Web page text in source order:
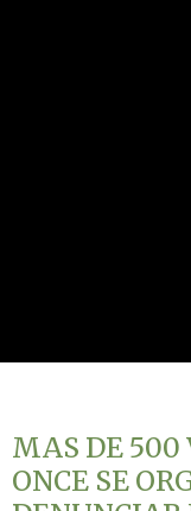
MAS DE 500
ONCE SE